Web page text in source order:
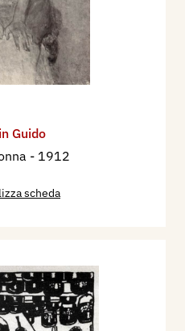
Foscari, Il pittore
Pensierosa, Nudo.
Esposizione
Città di Venezia, con 8
1937 XV, alla
Nazionale Fascista
Esposizione
Città di Venezia, con 1
Guido
- 1912
scheda